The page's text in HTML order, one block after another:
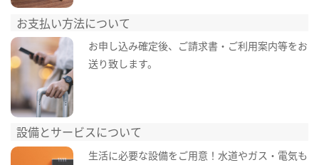
お支払い方法について
お申し込み確定後、ご請求書・ご利用案内等をお
送り致します。
設備とサービスについて
生活に必要な設備をご用意！水道やガス・電気も